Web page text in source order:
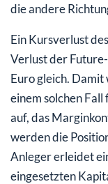
die andere
Ein Kursverlust
Verlust der
Euro gleich.
einem solchen
auf, das
werden die
Anleger erleidet
eingesetzten